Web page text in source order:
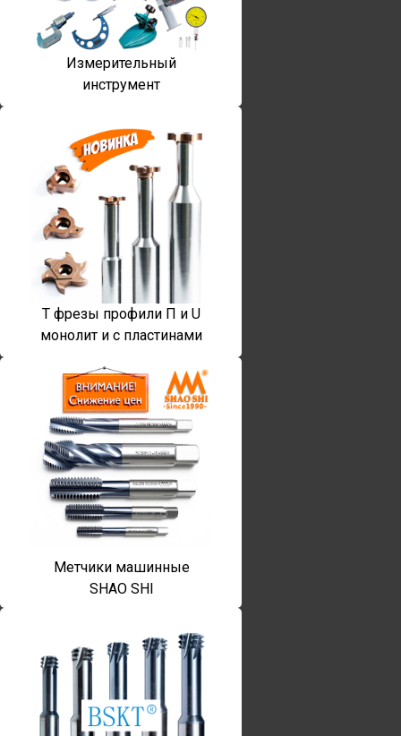
Измерительный
инструмент
T фрезы профили П и U
монолит и с пластинами
Метчики машинные
SHAO SHI